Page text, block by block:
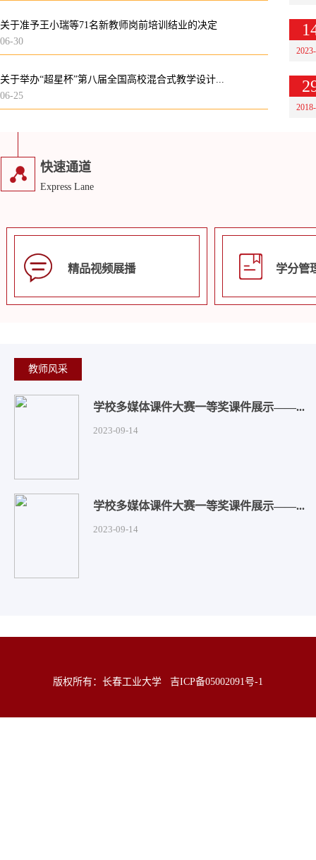
关于准予王小瑞等71名新教师岗前培训结业的决定
06-30
关于举办“超星杯”第八届全国高校混合式教学设计...
06-25
快速通道
Express Lane
精品视频展播 学分管
教师风采
学校多媒体课件大赛一等奖课件展示——...
2023-09-14
学校多媒体课件大赛一等奖课件展示——...
2023-09-14
版权所有：长春工业大学 吉ICP备05002091号-1